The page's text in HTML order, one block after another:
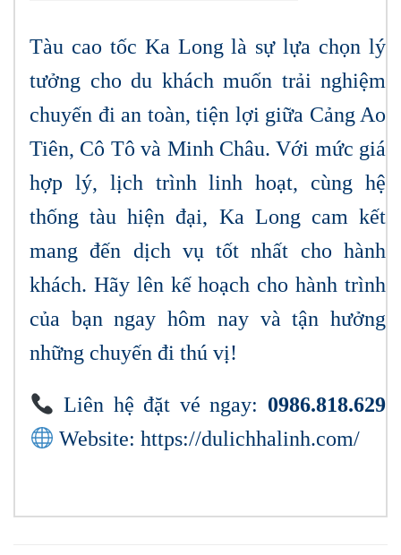
Tàu cao tốc Ka Long là sự lựa chọn lý
tưởng cho du khách muốn trải nghiệm
chuyến đi an toàn, tiện lợi giữa Cảng Ao
Tiên, Cô Tô và Minh Châu. Với mức giá
hợp lý, lịch trình linh hoạt, cùng hệ
thống tàu hiện đại, Ka Long cam kết
mang đến dịch vụ tốt nhất cho hành
khách. Hãy lên kế hoạch cho hành trình
của bạn ngay hôm nay và tận hưởng
những chuyến đi thú vị!
Liên hệ đặt vé ngay: 0986.818.629
Website: https://dulichhalinh.com/